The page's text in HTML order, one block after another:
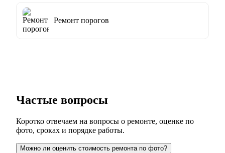
Ремонт порогов
Частые вопросы
Коротко отвечаем на вопросы о ремонте, оценке по
фото, сроках и порядке работы.
Можно ли оценить стоимость ремонта по фото?